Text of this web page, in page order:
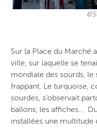
Sur la Place du Marché
ville, sur laquelle se
mondiale des sourds,
frappant. Le turquoise,
sourdes, s’observait
ballons, les affiches…
installées une multitude